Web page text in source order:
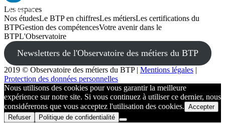
LinkedIn
Les espaces
Nos étudesLe BTP en chiffresLes métiersLes certifications du
BTPGestion des compétencesVotre avenir dans le
BTPL'Observatoire
Newsletters de l'Observatoire des métiers du BTP
2019 © Observatoire des métiers du BTP | Mentions légales |
Protection des données personnelles
Nous utilisons des cookies pour vous garantir la meilleure
expérience sur notre site. Si vous continuez à utiliser ce dernier, nous
considérerons que vous acceptez l'utilisation des cookies. Accepter
Refuser
Politique de confidentialité